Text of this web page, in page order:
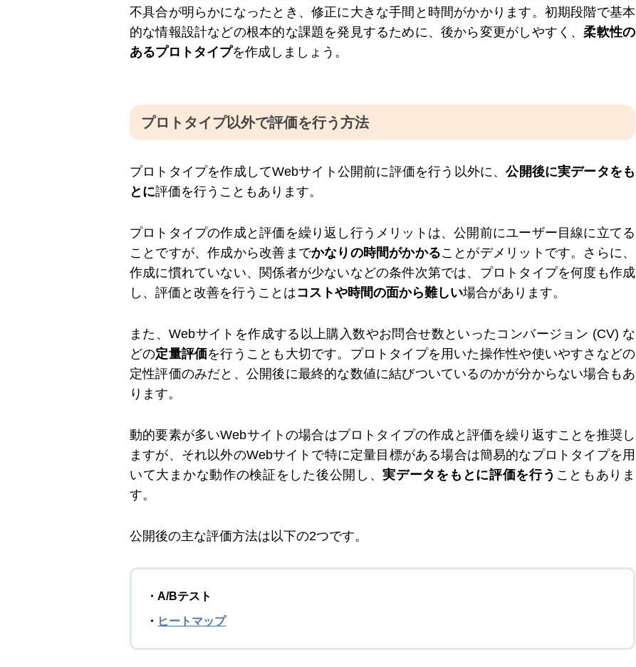
不具合が明らかになったとき、修正に大きな手間と時間がかかります。初期段階で基本
的な情報設計などの根本的な課題を発見するために、後から変更がしやすく、柔軟性の
あるプロトタイプを作成しましょう。
プロトタイプ以外で評価を行う方法
プロトタイプを作成してWebサイト公開前に評価を行う以外に、公開後に実データをも
とに評価を行うこともあります。
プロトタイプの作成と評価を繰り返し行うメリットは、公開前にユーザー目線に立てる
ことですが、作成から改善までかなりの時間がかかることがデメリットです。さらに、
作成に慣れていない、関係者が少ないなどの条件次第では、プロトタイプを何度も作成
し、評価と改善を行うことはコストや時間の面から難しい場合があります。
また、Webサイトを作成する以上購入数やお問合せ数といったコンバージョン (CV) な
どの定量評価を行うことも大切です。プロトタイプを用いた操作性や使いやすさなどの
定性評価のみだと、公開後に最終的な数値に結びついているのかが分からない場合もあ
ります。
動的要素が多いWebサイトの場合はプロトタイプの作成と評価を繰り返すことを推奨し
ますが、それ以外のWebサイトで特に定量目標がある場合は簡易的なプロトタイプを用
いて大まかな動作の検証をした後公開し、実データをもとに評価を行う こともありま
す。
公開後の主な評価方法は以下の2つです。
・A/Bテスト
・ ヒートマップ